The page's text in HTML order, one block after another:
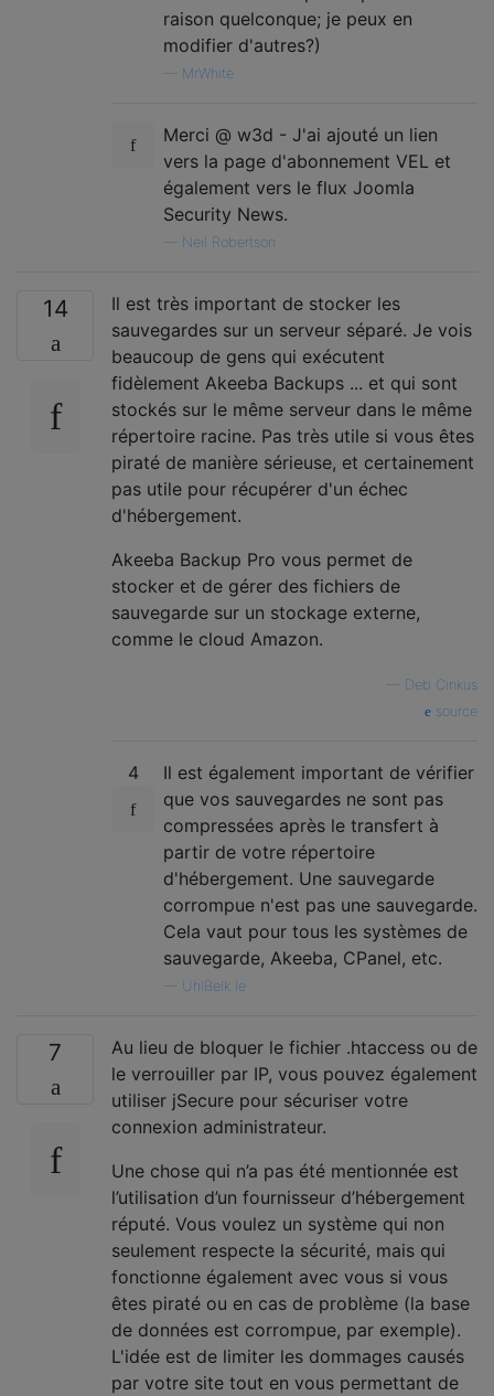
raison quelconque; je peux en
modifier d'autres?)
MrWhite
Merci @ w3d - J'ai ajouté un lien
vers la page d'abonnement VEL et
également vers le flux Joomla
Security News.
Neil Robertson
14
Il est très important de stocker les
sauvegardes sur un serveur séparé. Je vois
beaucoup de gens qui exécutent
fidèlement Akeeba Backups ... et qui sont
stockés sur le même serveur dans le même
répertoire racine. Pas très utile si vous êtes
piraté de manière sérieuse, et certainement
pas utile pour récupérer d'un échec
d'hébergement.
Akeeba Backup Pro vous permet de
stocker et de gérer des fichiers de
sauvegarde sur un stockage externe,
comme le cloud Amazon.
Deb Cinkus
source
4
Il est également important de vérifier
que vos sauvegardes ne sont pas
compressées après le transfert à
partir de votre répertoire
d'hébergement. Une sauvegarde
corrompue n'est pas une sauvegarde.
Cela vaut pour tous les systèmes de
sauvegarde, Akeeba, CPanel, etc.
UhlBelk le
7
Au lieu de bloquer le fichier .htaccess ou de
le verrouiller par IP, vous pouvez également
utiliser jSecure pour sécuriser votre
connexion administrateur.
Une chose qui n’a pas été mentionnée est
l’utilisation d’un fournisseur d’hébergement
réputé. Vous voulez un système qui non
seulement respecte la sécurité, mais qui
fonctionne également avec vous si vous
êtes piraté ou en cas de problème (la base
de données est corrompue, par exemple).
L'idée est de limiter les dommages causés
par votre site tout en vous permettant de